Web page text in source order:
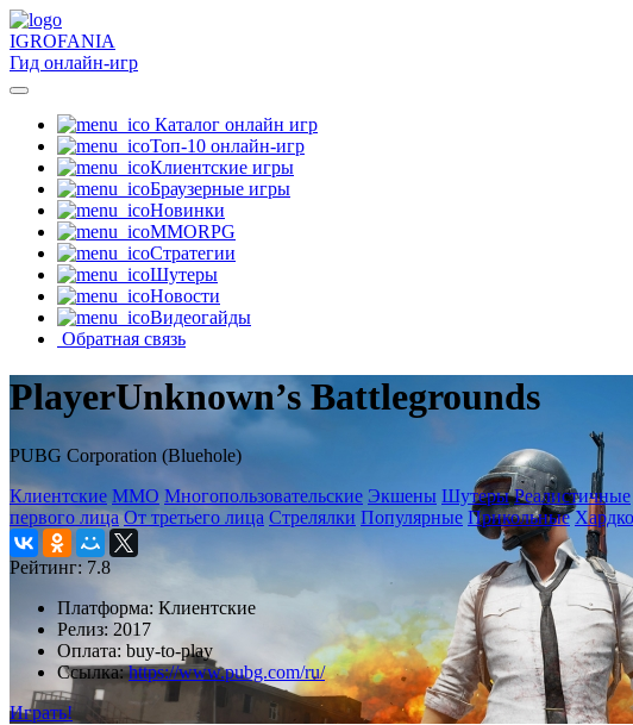
IGROFANIA
Гид онлайн-игр
Каталог онлайн игр
Топ-10 онлайн-игр
Клиентские игры
Браузерные игры
Новинки
MMORPG
Стратегии
Шутеры
Новости
Видеогайды
Обратная связь
PlayerUnknown’s Battlegrounds
PUBG Corporation (Bluehole)
Клиентские MMO Многопользовательские Экшены Шутеры Реалистичные
первого лица От третьего лица Стрелялки Популярные Прикольные
Рейтинг: 7.8
Платформа: Клиентские
Релиз: 2017
Оплата: buy-to-play
Ссылка: https://www.pubg.com/ru/
Играть!